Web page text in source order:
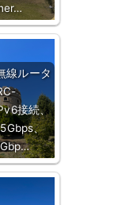
線ルータ
接続、
、